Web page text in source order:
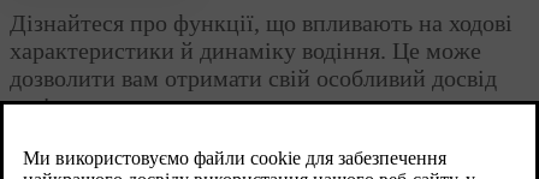
Оновлено 01.08.2025
Дізнайтеся про функції, що впливають на ходові
характеристики й динаміку водіння. Це може
дозволити вам отримати свій особливий досвід
водіння.